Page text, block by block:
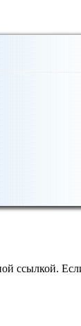
ссылкой.